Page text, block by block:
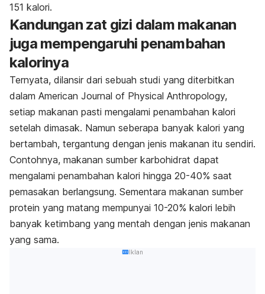
151 kalori.
Kandungan zat gizi dalam makanan
juga mempengaruhi penambahan
kalorinya
Ternyata, dilansir dari sebuah studi yang diterbitkan
dalam American Journal of Physical Anthropology,
setiap makanan pasti mengalami penambahan kalori
setelah dimasak. Namun seberapa banyak kalori yang
bertambah, tergantung dengan jenis makanan itu sendiri.
Contohnya, makanan sumber karbohidrat dapat
mengalami penambahan kalori hingga 20-40% saat
pemasakan berlangsung. Sementara makanan sumber
protein yang matang mempunyai 10-20% kalori lebih
banyak ketimbang yang mentah dengan jenis makanan
yang sama.
Iklan